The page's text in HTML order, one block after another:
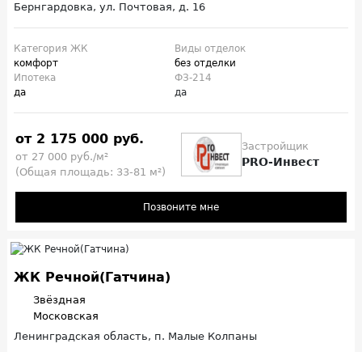
Бернгардовка, ул. Почтовая, д. 16
Категория ЖК
комфорт
Виды отделок
без отделки
Ипотека
да
ФЗ-214
да
от 2 175 000 руб.
от 27 000 руб./м²
(Общая площадь: 33-81 м²)
Застройщик
PRO-Инвест
Позвоните мне
ЖК Речной(Гатчина)
Звёздная
Московская
Ленинградская область, п. Малые Колпаны